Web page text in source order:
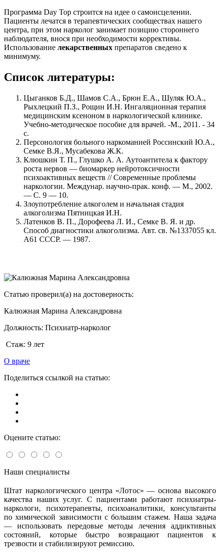
Программа Day Top строится на идее о самоисцелении.
Пациенты лечатся в терапевтических сообществах нашего
центра, при этом нарколог занимает позицию стороннего
наблюдателя, внося при необходимости коррективы.
Использование лекарственных препаратов сведено к
минимуму.
Список литературы:
Цыганков Б.Д., Шамов С.А., Брюн Е.А., Шуляк Ю.А.,
Рыхлецкий П.З., Рощин И.Н. Ингаляционная терапия
медицинским ксеноном в наркологической клинике.
Учебно-методическое пособие для врачей. -М., 2011. - 34
с.
Персонология больного наркоманией Россинский Ю.А.,
Семке В.Я., Мусабекова Ж.К.
Клюшкин Т. П., Глушко А. А. Аутоантитела к фактору
роста нервов — биомаркер нейротоксичности
психоактивных веществ // Современные проблемы
наркологии. Междунар. научно-прак. конф. — М., 2002.
— С. 9 — 10.
Злоупотребление алкоголем и начальная стадия
алкоголизма Пятницкая И.Н.
Латенков В. П., Дорофеева Л. И., Семке В. Я. и др.
Способ диагностики алкоголизма. Авт. св. №1337055 кл.
А61 СССР. — 1987.
Статью проверил(а) на достоверность:
Калюжная Марина Александровна
Должность: Психиатр-нарколог
Стаж: 9 лет
О враче
Поделиться ссылкой на статью:
Оцените статью:
Наши специалисты
Штат наркологического центра «Лотос» — основа высокого
качества наших услуг. С пациентами работают психиатры-
наркологи, психотерапевты, психоаналитики, консультанты
по химической зависимости с большим стажем. Наша задача
— использовать передовые методы лечения аддиктивных
состояний, которые быстро возвращают пациентов к
трезвости и стабилизируют ремиссию.